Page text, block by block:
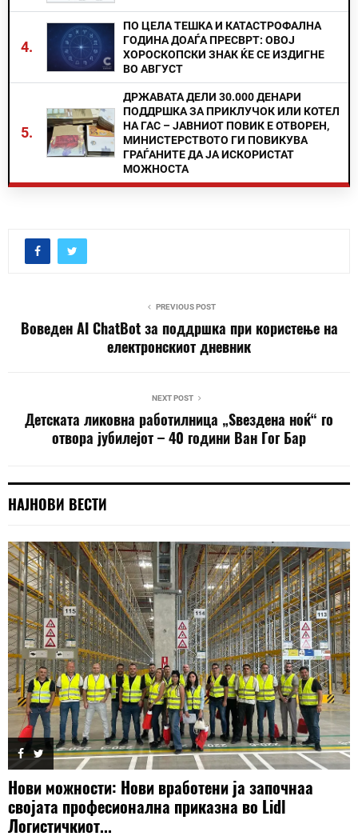
4.
ПО ЦЕЛА ТЕШКА И КАТАСТРОФАЛНА
ГОДИНА ДОАЃА ПРЕСВРТ: ОВОЈ
ХОРОСКОПСКИ ЗНАК ЌЕ СЕ ИЗДИГНЕ
ВО АВГУСТ
5.
ДРЖАВАТА ДЕЛИ 30.000 ДЕНАРИ
ПОДДРШКА ЗА ПРИКЛУЧОК ИЛИ КОТЕЛ
НА ГАС – ЈАВНИОТ ПОВИК Е ОТВОРЕН,
МИНИСТЕРСТВОТО ГИ ПОВИКУВА
ГРАЃАНИТЕ ДА ЈА ИСКОРИСТАТ
МОЖНОСТА
PREVIOUS POST
Воведен AI ChatBot за поддршка при користење на
електронскиот дневник
NEXT POST
Детската ликовна работилница „Ѕвездена ноќ“ го
отвора јубилејот – 40 години Ван Гог Бар
НАЈНОВИ ВЕСТИ
Нови можности: Нови вработени ја започнаа
својата професионална приказна во Lidl
Логистичкиот...